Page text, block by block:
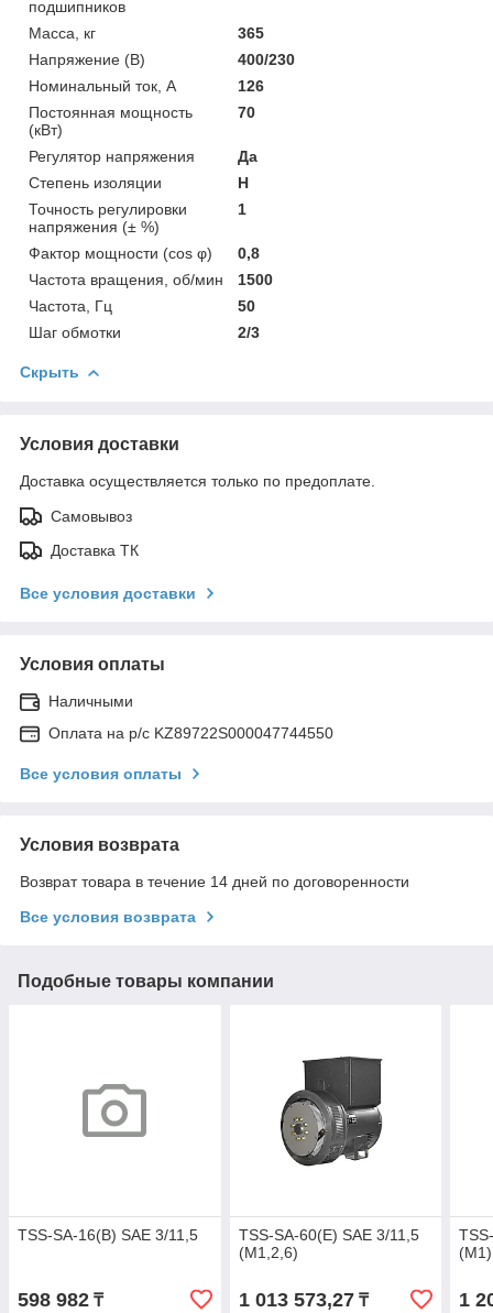
подшипников
Масса, кг
365
Напряжение (В)
400/230
Номинальный ток, А
126
Постоянная мощность
(кВт)
70
Регулятор напряжения
Да
Степень изоляции
Н
Точность регулировки
напряжения (± %)
1
Фактор мощности (cos φ)
0,8
Частота вращения, об/мин
1500
Частота, Гц
50
Шаг обмотки
2/3
Скрыть
Условия доставки
Доставка осуществляется только по предоплате.
Самовывоз
Доставка ТК
Все условия доставки
Условия оплаты
Наличными
Оплата на р/с KZ89722S000047744550
Все условия оплаты
Условия возврата
Возврат товара в течение 14 дней по договоренности
Все условия возврата
Подобные товары компании
TSS-SA-16(B) SAE 3/11,5
598 982 ₸
TSS-SA-60(E) SAE 3/11,5
(М1,2,6)
1 013 573,27₸
(М1)
1